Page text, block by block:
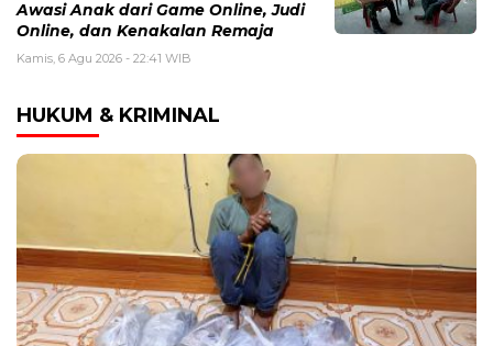
Awasi Anak dari Game Online, Judi
Online, dan Kenakalan Remaja
Kamis, 6 Agu 2026 - 22:41 WIB
HUKUM & KRIMINAL